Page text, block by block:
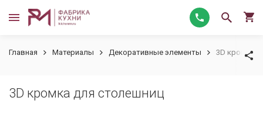
Главная Материалы Декоративные элементы 3D кромка
3D кромка для столешниц